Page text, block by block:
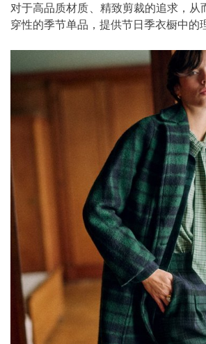
对于高品质材质、精致剪裁的追求，从
穿性的季节单品，提供节日季衣橱中的